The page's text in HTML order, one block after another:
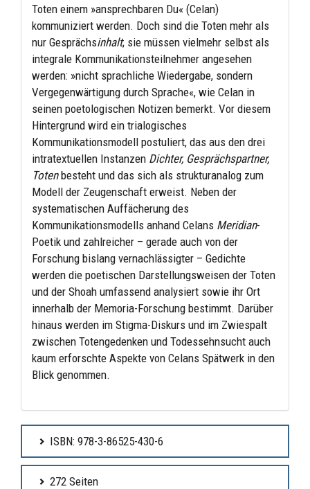
Toten einem »ansprechbaren Du« (Celan)
kommuniziert werden. Doch sind die Toten mehr als
nur Gesprächsinhalt; sie müssen vielmehr selbst als
integrale Kommunikationsteilnehmer angesehen
werden: »nicht sprachliche Wiedergabe, sondern
Vergegenwärtigung durch Sprache«, wie Celan in
seinen poetologischen Notizen bemerkt. Vor diesem
Hintergrund wird ein trialogisches
Kommunikationsmodell postuliert, das aus den drei
intratextuellen Instanzen Dichter, Gesprächspartner,
Totenbesteht und das sich als strukturanalog zum
Modell der Zeugenschaft erweist. Neben der
systematischen Auffächerung des
Kommunikationsmodells anhand Celans Meridian-
Poetik und zahlreicher – gerade auch von der
Forschung bislang vernachlässigter – Gedichte
werden die poetischen Darstellungsweisen der Toten
und der Shoah umfassend analysiert sowie ihr Ort
innerhalb der Memoria-Forschung bestimmt. Darüber
hinaus werden im Stigma-Diskurs und im Zwiespalt
zwischen Totengedenken und Todessehnsucht auch
kaum erforschte Aspekte von Celans Spätwerk in den
Blick genommen.
ISBN: 978-3-86525-430-6
272 Seiten